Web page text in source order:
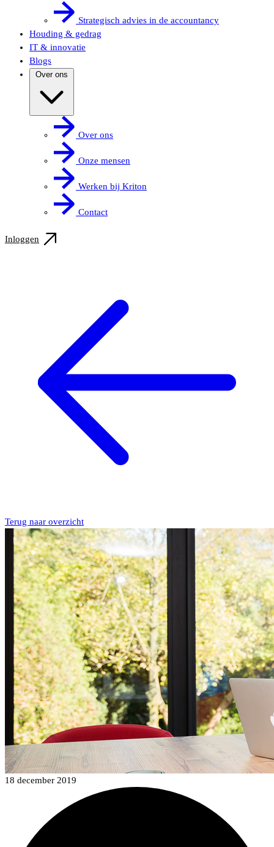
Strategisch advies in de accountancy
Houding & gedrag
IT & innovatie
Blogs
Over ons
Over ons
Onze mensen
Werken bij Kriton
Contact
Inloggen
Terug naar overzicht
18 december 2019